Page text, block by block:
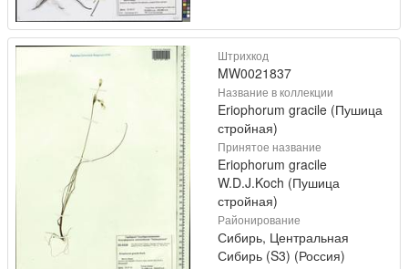
Штрихкод
MW0021837
Название в коллекции
Eriophorum gracile (Пушица
стройная)
Принятое название
Eriophorum gracile
W.D.J.Koch (Пушица
стройная)
Районирование
Сибирь, Центральная
Сибирь (S3) (Россия)